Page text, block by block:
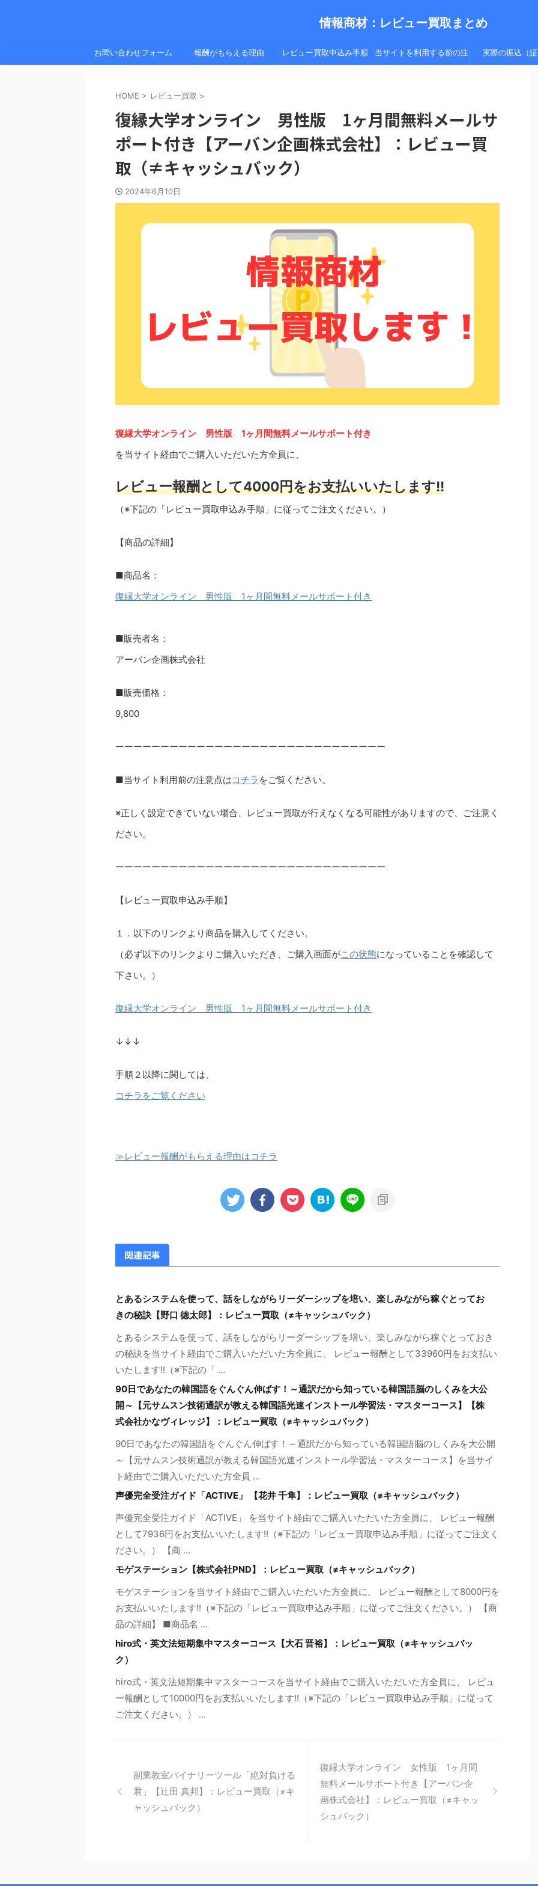
情報商材：レビュー買取まとめ
お問い合わせフォーム 報酬がもらえる理由 レビュー買取申込み手順 当サイトを利用する前の注 実際の振込（証
HOME > レビュー買取 >
復縁大学オンライン 男性版 1ヶ月間無料メールサ
ポート付き【アーバン企画株式会社】：レビュー買
取（≠キャッシュバック）
2024年6月10日
復縁大学オンライン 男性版 1ヶ月間無料メールサポート付き
を当サイト経由でご購入いただいた方全員に、
レビュー報酬として4000円をお支払いいたします!!
（※下記の「レビュー買取申込み手順」に従ってご注文ください。）
【商品の詳細】
■商品名：
復縁大学オンライン 男性版 1ヶ月間無料メールサポート付き
■販売者名：
アーバン企画株式会社
■販売価格：
9,800
ーーーーーーーーーーーーーーーーーーーーーーーーーーーーーー
■当サイト利用前の注意点はコチラ をご覧ください。
※正しく設定できていない場合、レビュー買取が行えなくなる可能性がありますので、ご注意く
ださい。
ーーーーーーーーーーーーーーーーーーーーーーーーーーーーーー
【レビュー買取申込み手順】
１．以下のリンクより商品を購入してください。
（必ず以下のリンクよりご購入いただき、ご購入画面がこの状態になっていることを確認して
下さい。）
復縁大学オンライン 男性版 1ヶ月間無料メールサポート付き
↓↓↓
手順２以降に関しては、
コチラをご覧ください
≫レビュー報酬がもらえる理由はコチラ
関連記事
とあるシステムを使って、話をしながらリーダーシップを培い、楽しみながら稼ぐとってお
きの秘訣【野口 徳太郎】：レビュー買取（≠キャッシュバック）
とあるシステムを使って、話をしながらリーダーシップを培い、楽しみながら稼ぐとっておき
の秘訣を当サイト経由でご購入いただいた方全員に、 レビュー報酬として33960円をお支払い
いたします!!（※下記の「 ...
90日であなたの韓国語をぐんぐん伸ばす！～通訳だから知っている韓国語脳のしくみを大公
開～【元サムスン技術通訳が教える韓国語光速インストール学習法・マスターコース】【株
式会社かなヴィレッジ】：レビュー買取（≠キャッシュバック）
90日であなたの韓国語をぐんぐん伸ばす！～通訳だから知っている韓国語脳のしくみを大公開
～【元サムスン技術通訳が教える韓国語光速インストール学習法・マスターコース】を当サイ
ト経由でご購入いただいた方全員 ...
声優完全受注ガイド「ACTIVE」 【花井 千隼】：レビュー買取（≠キャッシュバック）
声優完全受注ガイド「ACTIVE」 を当サイト経由でご購入いただいた方全員に、 レビュー報酬
として7936円をお支払いいたします!!（※下記の「レビュー買取申込み手順」に従ってご注文く
ださい。） 【商 ...
モゲステーション【株式会社PND】：レビュー買取（≠キャッシュバック）
モゲステーションを当サイト経由でご購入いただいた方全員に、 レビュー報酬として8000円を
お支払いいたします!!（※下記の「レビュー買取申込み手順」に従ってご注文ください。） 【商
品の詳細】 ■商品名 ...
hiro式・英文法短期集中マスターコース【大石 晋裕】：レビュー買取（≠キャッシュバッ
ク）
hiro式・英文法短期集中マスターコースを当サイト経由でご購入いただいた方全員に、 レビュ
ー報酬として10000円をお支払いいたします!!（※下記の「レビュー買取申込み手順」に従って
ご注文ください。） ...
副業教室バイナリーツール「絶対負ける
君」【辻田 真邦】：レビュー買取（≠キ
ャッシュバック）
復縁大学オンライン 女性版 1ヶ月間
無料メールサポート付き【アーバン企
画株式会社】：レビュー買取（≠キャッ
シュバック）